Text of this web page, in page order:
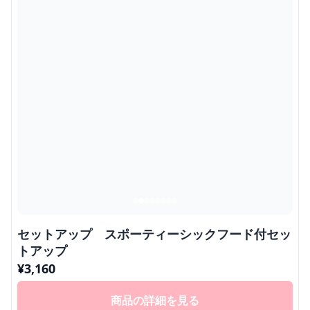
セットアップ スポーティーシックフード付セッ
トアップ
¥3,160
商品の詳細を見る